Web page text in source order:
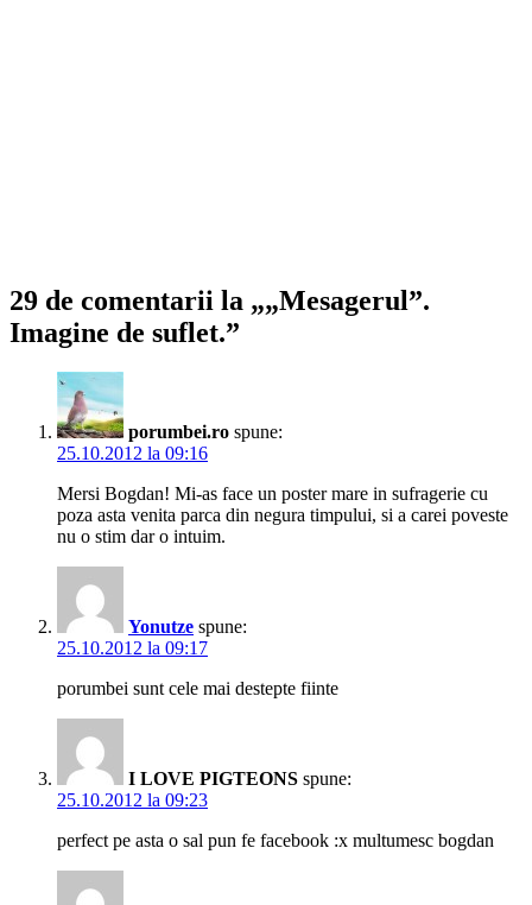
29 de comentarii la „„Mesagerul”.
Imagine de suflet.”
porumbei.ro spune:
25.10.2012 la 09:16
Mersi Bogdan! Mi-as face un poster mare in sufragerie cu
poza asta venita parca din negura timpului, si a carei poveste
nu o stim dar o intuim.
Yonutze spune:
25.10.2012 la 09:17
porumbei sunt cele mai destepte fiinte
I LOVE PIGTEONS spune:
25.10.2012 la 09:23
perfect pe asta o sal pun fe facebook :x multumesc bogdan